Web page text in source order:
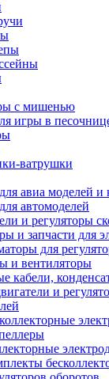
с мишенью
игры в
ватрушки
авиа моделей и
автомоделей
и регуляторы
и запчасти для
для
и вентиляторы
кабели,
и